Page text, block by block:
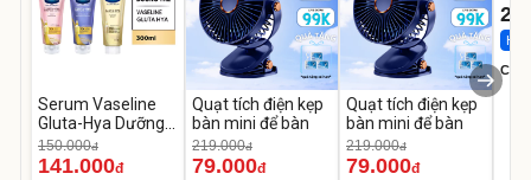
Serum Vaseline
Gluta-Hya Dưỡng
Da Sáng Mịn Sau 7
Ngày
150.000đ
141.000đ
Quạt tích điện kẹp
bàn mini để bàn
219.000đ
79.000đ
Quạt tích điện kẹp
bàn mini để bàn
219.000đ
79.000đ
Hot